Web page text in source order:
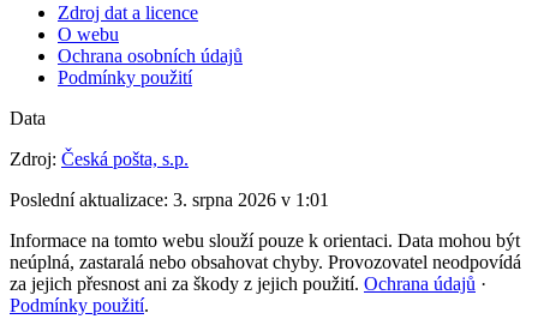
Zdroj dat a licence
O webu
Ochrana osobních údajů
Podmínky použití
Data
Zdroj: Česká pošta, s.p.
Poslední aktualizace: 3. srpna 2026 v 1:01
Informace na tomto webu slouží pouze k orientaci. Data mohou být
neúplná, zastaralá nebo obsahovat chyby. Provozovatel neodpovídá
za jejich přesnost ani za škody z jejich použití. Ochrana údajů ·
Podmínky použití.